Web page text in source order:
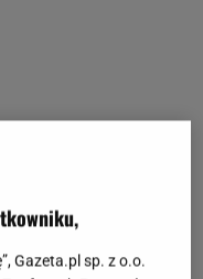
Gazeta.pl sp. z o.o.